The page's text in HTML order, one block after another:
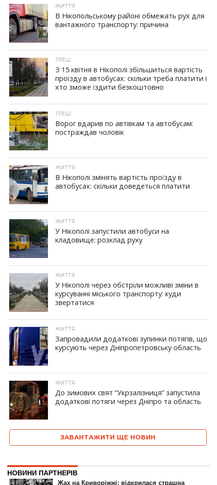
ID, "post_views_count", true); if ( $post_views >= 1) { ?>
ЖИТТЯ
В Нікопольському районі обмежать рух для
вантажного транспорту: причина
ID, "post_views_count", true); if ( $post_views >= 1) { ?>
ТРЕШ
З 15 квітня в Нікополі збільшиться вартість
проїзду в автобусах: скільки треба платити і
хто зможе їздити безкоштовно
ID, "post_views_count", true); if ( $post_views >= 1) { ?>
ТРЕШ
Ворог вдарив по автівкам та автобусам:
постраждав чоловік
ID, "post_views_count", true); if ( $post_views >= 1) { ?>
ЖИТТЯ
В Нікополі змінять вартість проїзду в
автобусах: скільки доведеться платити
ID, "post_views_count", true); if ( $post_views >= 1) { ?>
ЖИТТЯ
У Нікополі запустили автобуси на
кладовище: розклад руху
ID, "post_views_count", true); if ( $post_views >= 1) { ?>
ЖИТТЯ
У Нікополі через обстріли можливі зміни в
курсуванні міського транспорту: куди
звертатися
ID, "post_views_count", true); if ( $post_views >= 1) { ?>
ЖИТТЯ
Запровадили додаткові зупинки потягів, що
курсують через Дніпропетровську область
ID, "post_views_count", true); if ( $post_views >= 1) { ?>
ЖИТТЯ
До зимових свят “Укрзалізниця” запустила
додаткові потяги через Дніпро та область
ЗАВАНТАЖИТИ ЩЕ НОВИН